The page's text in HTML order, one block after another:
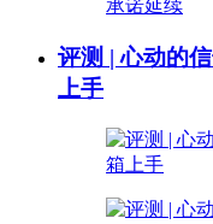
评测 | 心动的
上手